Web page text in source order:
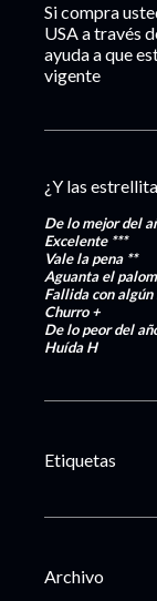
Si compra
USA a través
ayuda a que
vigente
¿Y las
De lo mejor del
Excelente***
Vale la pena **
Aguanta el
Fallida con
Churro+
De lo peor del
HuídaH
Etiquetas
Archivo